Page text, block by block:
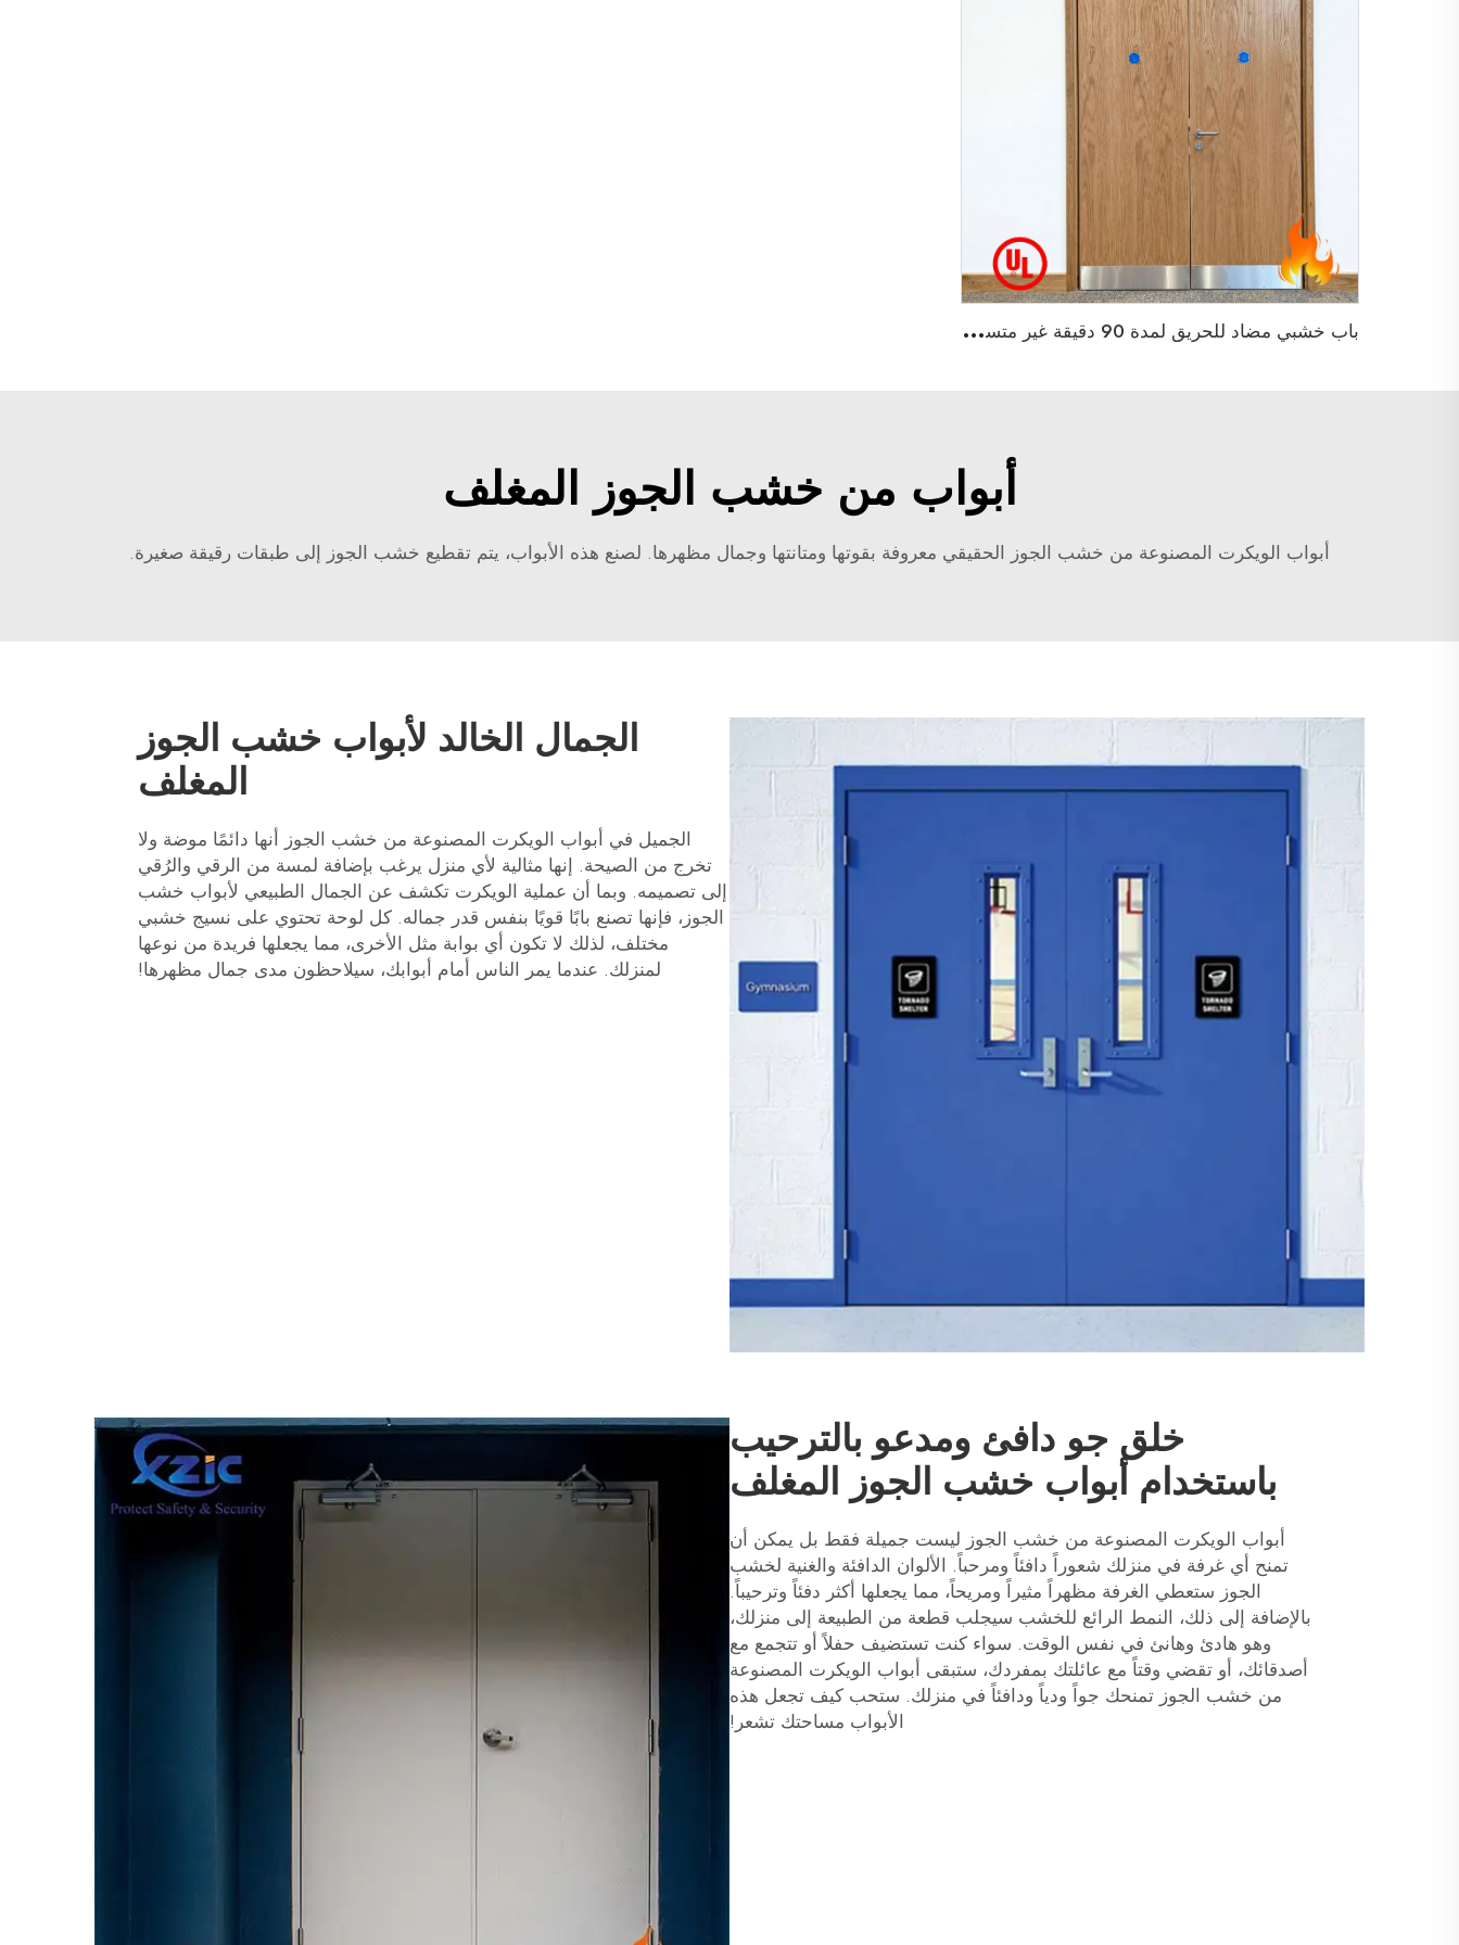
ب
اب خشبي مضاد للحريق لمدة 90 دقيقة غير متساوي مع شهادة UL لمبنى فندق
أبواب من خشب الجوز المغلف
أبواب الويكرت المصنوعة من خشب الجوز الحقيقي معروفة بقوتها ومتانتها وجمال مظهرها. لصنع هذه الأبواب، يتم تقطيع خشب الجوز إلى طبقات رقيقة صغيرة.
الجمال الخالد لأبواب خشب الجوز
المغلف
الجميل في أبواب الويكرت المصنوعة من خشب الجوز أنها دائمًا موضة ولا
تخرج من الصيحة. إنها مثالية لأي منزل يرغب بإضافة لمسة من الرقي والرُقي
إلى تصميمه. وبما أن عملية الويكرت تكشف عن الجمال الطبيعي لأبواب خشب
الجوز، فإنها تصنع بابًا قويًا بنفس قدر جماله. كل لوحة تحتوي على نسيج خشبي
مختلف، لذلك لا تكون أي بوابة مثل الأخرى، مما يجعلها فريدة من نوعها
لمنزلك. عندما يمر الناس أمام أبوابك، سيلاحظون مدى جمال مظهرها!
خلق جو دافئ ومدعو بالترحيب
باستخدام أبواب خشب الجوز المغلف
أبواب الويكرت المصنوعة من خشب الجوز ليست جميلة فقط بل يمكن أن
تمنح أي غرفة في منزلك شعوراً دافئاً ومرحباً. الألوان الدافئة والغنية لخشب
الجوز ستعطي الغرفة مظهراً مثيراً ومريحاً، مما يجعلها أكثر دفئاً وترحيباً.
بالإضافة إلى ذلك، النمط الرائع للخشب سيجلب قطعة من الطبيعة إلى منزلك،
وهو هادئ وهانئ في نفس الوقت. سواء كنت تستضيف حفلاً أو تتجمع مع
أصدقائك، أو تقضي وقتاً مع عائلتك بمفردك، ستبقى أبواب الويكرت المصنوعة
من خشب الجوز تمنحك جواً ودياً ودافئاً في منزلك. ستحب كيف تجعل هذه
الأبواب مساحتك تشعر!